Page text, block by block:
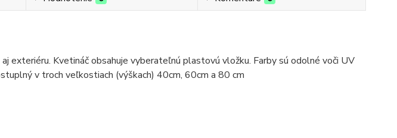
exteriéru. Kvetináč obsahuje vyberateľnú plastovú vložku. Farby sú odolné voči UV
v troch veľkostiach (výškach) 40cm, 60cm a 80 cm